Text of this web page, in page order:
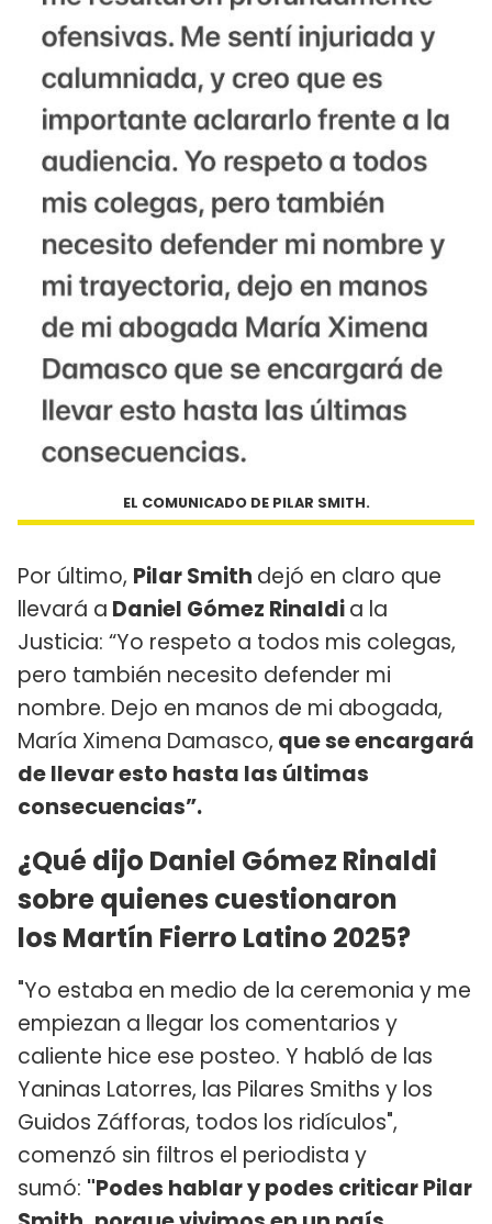
EL COMUNICADO DE PILAR SMITH.
Por último, Pilar Smith dejó en claro que
llevará a Daniel Gómez Rinaldia la
Justicia: “Yo respeto a todos mis colegas,
pero también necesito defender mi
nombre. Dejo en manos de mi abogada,
María Ximena Damasco, que se encargará
de llevar esto hasta las últimas
consecuencias”.
¿Qué dijo Daniel Gómez Rinaldi
sobre quienes cuestionaron
los Martín Fierro Latino 2025?
"Yo estaba en medio de la ceremonia y me
empiezan a llegar los comentarios y
caliente hice ese posteo. Y habló de las
Yaninas Latorres, las Pilares Smiths y los
Guidos Záfforas, todos los ridículos",
comenzó sin filtros el periodista y
sumó: "Podes hablar y podes criticar Pilar